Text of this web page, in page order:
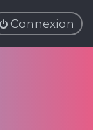
Connexion